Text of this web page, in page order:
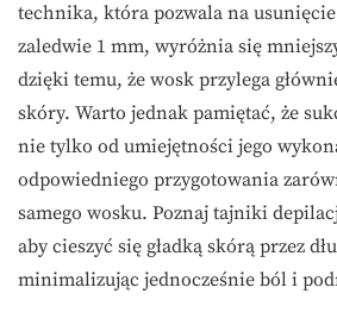
technika, która pozwala na usunięcie
zaledwie 1 mm, wyróżnia się
dzięki temu, że wosk przylega
skóry. Warto jednak pamiętać, że
nie tylko od umiejętności jego
odpowiedniego przygotowania
samego wosku. Poznaj tajniki
aby cieszyć się gładką skórą przez
minimalizując jednocześnie ból i